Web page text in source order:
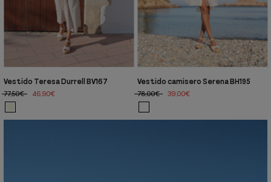
Vestido Teresa Durrell BV167
77,50€
46,90€
Vestido camisero Serena BH195
78,00€
39,00€